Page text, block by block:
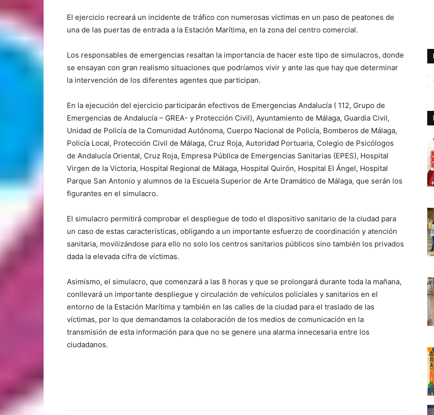
El ejercicio recreará un incidente de tráfico con numerosas víctimas en un paso de peatones de
una de las puertas de entrada a la Estación Marítima, en la zona del centro comercial.
Los responsables de emergencias resaltan la importancia de hacer este tipo de simulacros, donde
se ensayan con gran realismo situaciones que podríamos vivir y ante las que hay que determinar
la intervención de los diferentes agentes que participan.
En la ejecución del ejercicio participarán efectivos de Emergencias Andalucía ( 112, Grupo de
Emergencias de Andalucía – GREA- y Protección Civil), Ayuntamiento de Málaga, Guardia Civil,
Unidad de Policía de la Comunidad Autónoma, Cuerpo Nacional de Policía, Bomberos de Málaga,
Policía Local, Protección Civil de Málaga, Cruz Roja, Autoridad Portuaria, Colegio de Psicólogos
de Andalucía Oriental, Cruz Roja, Empresa Pública de Emergencias Sanitarias (EPES), Hospital
Virgen de la Victoria, Hospital Regional de Málaga, Hospital Quirón, Hospital El Ángel, Hospital
Parque San Antonio y alumnos de la Escuela Superior de Arte Dramático de Málaga, que serán los
figurantes en el simulacro.
El simulacro permitirá comprobar el despliegue de todo el dispositivo sanitario de la ciudad para
un caso de estas características, obligando a un importante esfuerzo de coordinación y atención
sanitaria, movilizándose para ello no solo los centros sanitarios públicos sino también los privados
dada la elevada cifra de víctimas.
Asimismo, el simulacro, que comenzará a las 8 horas y que se prolongará durante toda la mañana,
conllevará un importante despliegue y circulación de vehículos policiales y sanitarios en el
entorno de la Estación Marítima y también en las calles de la ciudad para el traslado de las
víctimas, por lo que demandamos la colaboración de los medios de comunicación en la
transmisión de esta información para que no se genere una alarma innecesaria entre los
ciudadanos.